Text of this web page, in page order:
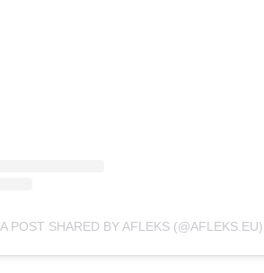
A POST SHARED BY AFLEKS (@AFLEKS.EU)